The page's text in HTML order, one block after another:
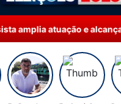
atuação e alcança 92%